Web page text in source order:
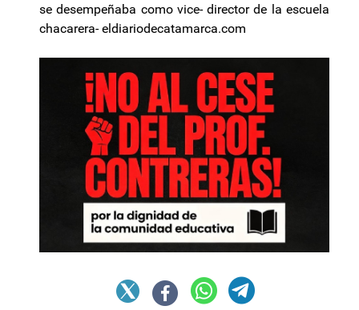
se desempeñaba como vice- director de la escuela
chacarera- eldiariodecatamarca.com